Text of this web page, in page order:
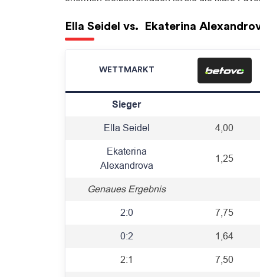
Ella Seidel vs. Ekaterina
WETTMARKT
Sieger
Ella Seidel 4,00
Ekaterina
Alexandrova
1,25
Genaues Ergebnis
2:0 7,75
0:2 1,64
2:1 7,50